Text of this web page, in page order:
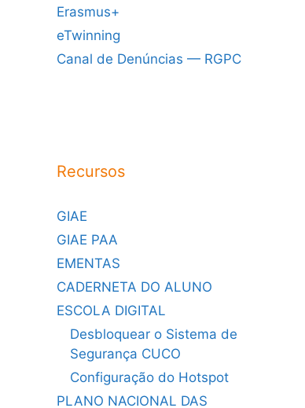
Erasmus+
eTwinning
Canal de Denúncias — RGPC
Recursos
GIAE
GIAE PAA
EMENTAS
CADERNETA DO ALUNO
ESCOLA DIGITAL
Desbloquear o Sistema de
Segurança CUCO
Configuração do Hotspot
PLANO NACIONAL DAS